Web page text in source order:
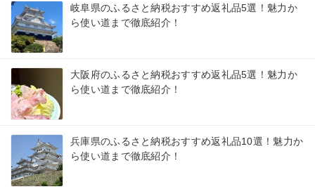
岐阜県のふるさと納税おすすめ返礼品5選！魅力か
ら使い道まで徹底紹介！
大阪府のふるさと納税おすすめ返礼品5選！魅力か
ら使い道まで徹底紹介！
兵庫県のふるさと納税おすすめ返礼品10選！魅力か
ら使い道まで徹底紹介！